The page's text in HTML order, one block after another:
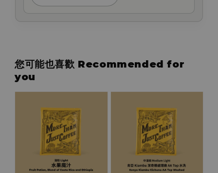
您可能也喜歡 Recommended for
you